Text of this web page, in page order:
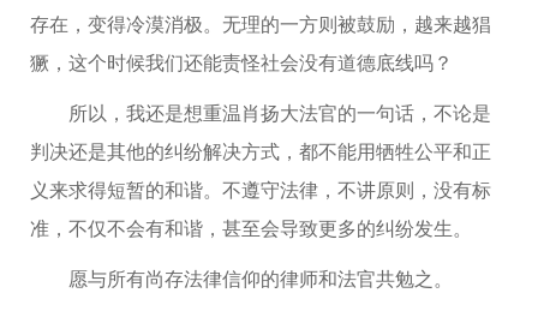
存在，变得冷漠消极。无理的一方则被鼓励，越来越猖
獗，这个时候我们还能责怪社会没有道德底线吗？
所以，我还是想重温肖扬大法官的一句话，不论是
判决还是其他的纠纷解决方式，都不能用牺牲公平和正
义来求得短暂的和谐。不遵守法律，不讲原则，没有标
准，不仅不会有和谐，甚至会导致更多的纠纷发生。
愿与所有尚存法律信仰的律师和法官共勉之。